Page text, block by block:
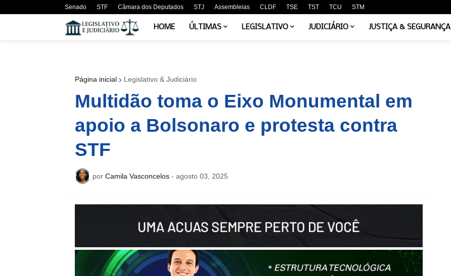
Senado STF Câmara dos Deputados STJ Assembleias CLDF TSE TST TCU STM
HOME ÚLTIMAS LEGISLATIVO JUDICIÁRIO JUSTIÇA & SEGURANÇA
Página inicial Legislativo & Judiciário
Multidão toma o Eixo Monumental em
apoio a Bolsonaro e protesta contra
STF
por Camila Vasconcelos - agosto 03, 2025